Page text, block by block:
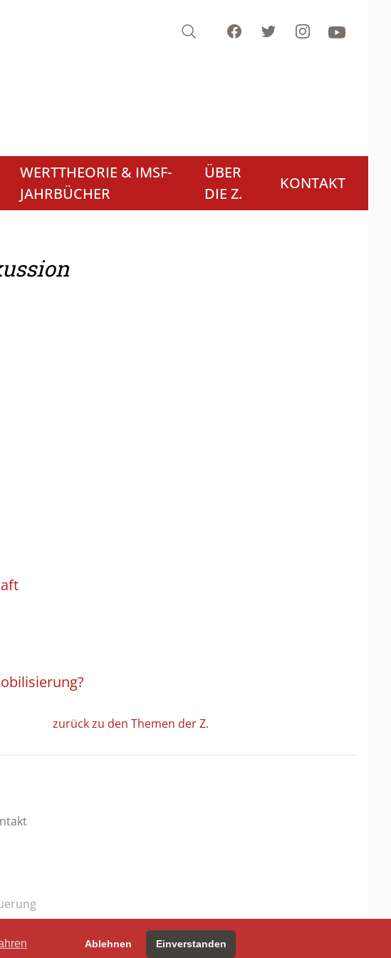
Ablehnen Einverstanden
Search FacebookTwitterInstagramYoutube
WERTTHEORIE & IMSF-
JAHRBÜCHER
ÜBER
DIE Z.
KONTAKT
zurück zu den Themen der Z.